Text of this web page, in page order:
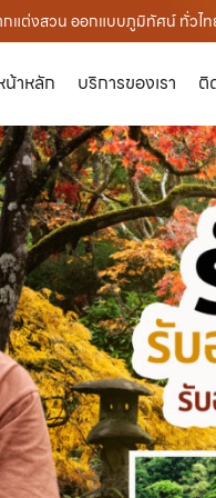
แต่งสวน ออกแบบภูมิทัศน์ ทั่วไท
น้าหลัก บริการของเรา ติ